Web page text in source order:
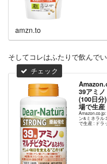
amzn.to
そしてコレはふたりで飲んで
39アミ
(100日
場で生
ン&ミネラル
で生産 : ドラ